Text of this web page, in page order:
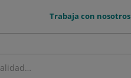
menuTop
Trabaja con nosotros